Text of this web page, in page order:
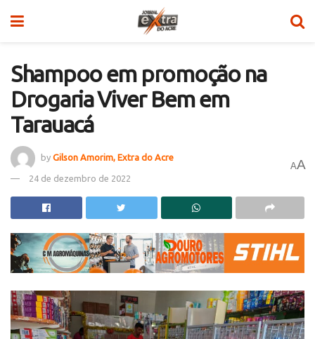
Shampoo em promoção na
Drogaria Viver Bem em
Tarauacá
by Gilson Amorim, Extra do Acre
24 de dezembro de 2022
AA